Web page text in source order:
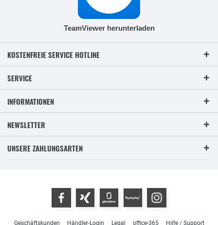
TeamViewer herunterladen
KOSTENFREIE SERVICE HOTLINE
SERVICE
INFORMATIONEN
NEWSLETTER
UNSERE ZAHLUNGSARTEN
Geschäftskunden Händler-Login Legal office-365 Hilfe / Support